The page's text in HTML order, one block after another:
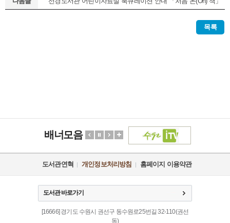
목록
배너모음
도서관연혁 개인정보처리방침 홈페이지 이용약관
[16666] 경기도 수원시 권선구 동수원로25번길 32-110(권선
동)
도서관 바로가기